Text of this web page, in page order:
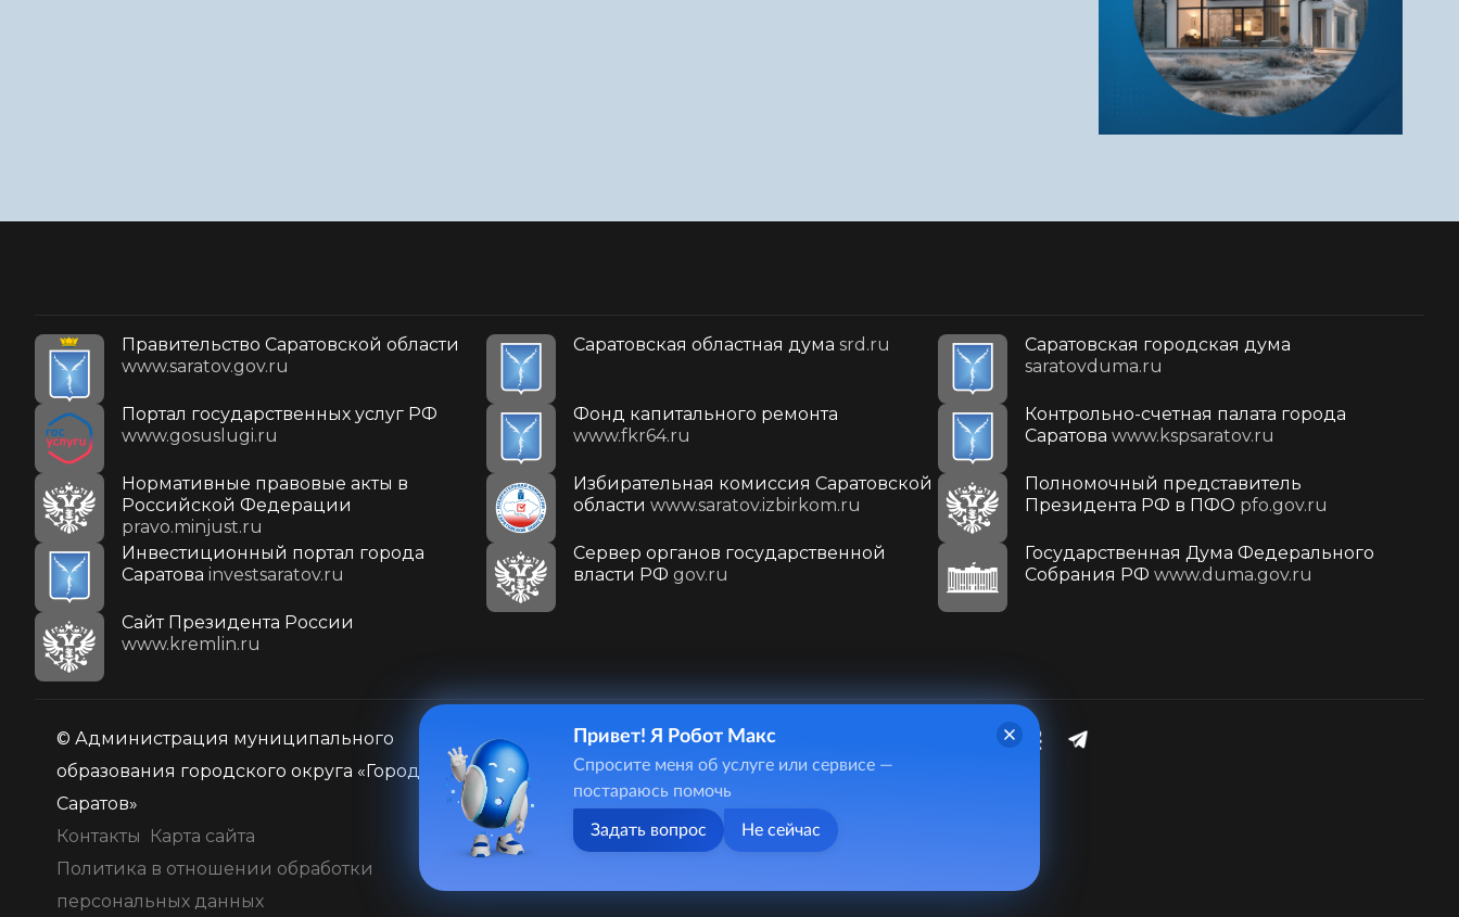
Правительство Саратовской области
www.saratov.gov.ru
Саратовская областная дума srd.ru
Саратовская городская дума
saratovduma.ru
Портал государственных услуг РФ
www.gosuslugi.ru
Фонд капитального ремонта
www.fkr64.ru
Контрольно-счетная палата города
Саратова www.kspsaratov.ru
Нормативные правовые акты в
Российской Федерации
pravo.minjust.ru
Избирательная комиссия Саратовской
области www.saratov.izbirkom.ru
Полномочный представитель
Президента РФ в ПФО pfo.gov.ru
Инвестиционный портал города
Саратова investsaratov.ru
Сервер органов государственной
власти РФ gov.ru
Государственная Дума Федерального
Собрания РФ www.duma.gov.ru
Cайт Президента России
www.kremlin.ru
© Администрация муниципального
образования городского округа «Город
Саратов»
Контакты
Карта сайта
Политика в отношении обработки
персональных данных
410031, г. Саратов, ул. Первомайская, д. 78
+7(8452)26-02-49
Привет! Я Робот Макс
Спросите меня об услуге или сервисе —
постараюсь помочь
Задать вопрос Не сейчас